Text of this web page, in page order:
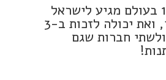
גורו התינוקות מס' 1 בעולם מגיע לישראל
להרצאה אחת בלבד, ואת יכולה לזכות ב-3
חברות שגם